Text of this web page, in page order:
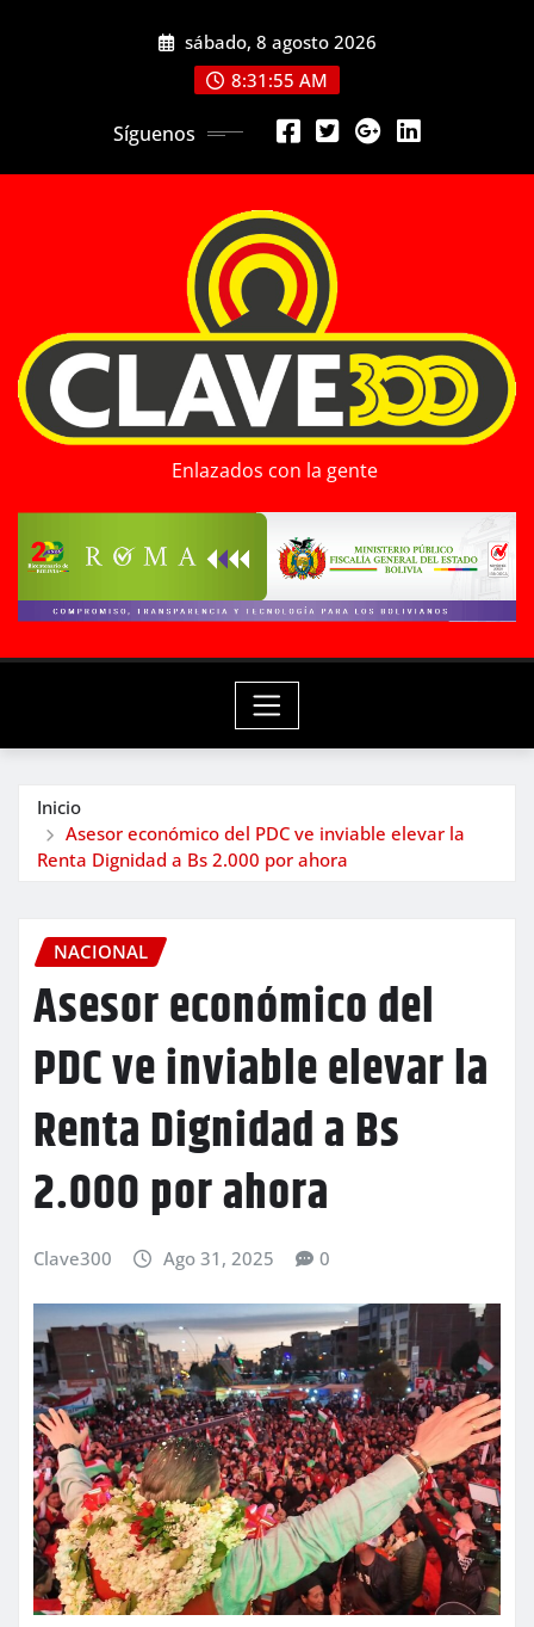
sábado, 8 agosto 2026
8:31:56 AM
Síguenos
Enlazados con la gente
Inicio
Asesor económico del PDC ve inviable elevar la
Renta Dignidad a Bs 2.000 por ahora
NACIONAL
Asesor económico del
PDC ve inviable elevar la
Renta Dignidad a Bs
2.000 por ahora
Clave300 Ago 31, 2025 0